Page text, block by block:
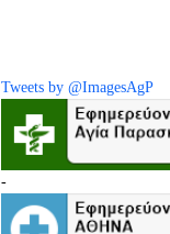
Tweets by @ImagesAgP
-